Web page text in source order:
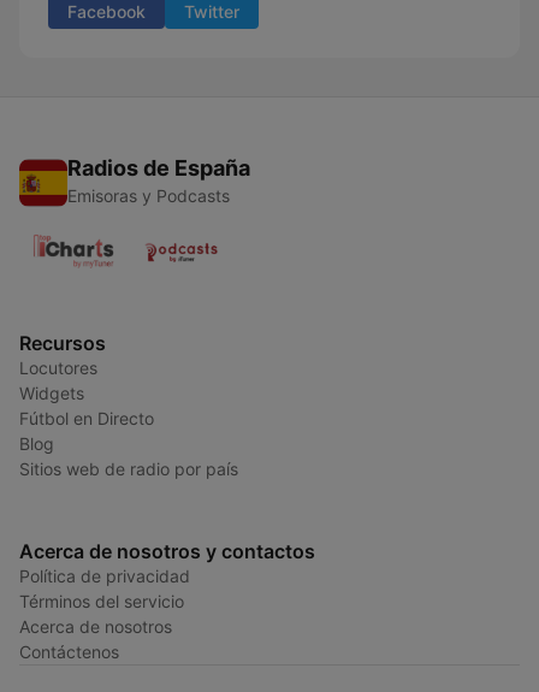
Facebook Twitter
Radios de España
Emisoras y Podcasts
Recursos
Locutores
Widgets
Fútbol en Directo
Blog
Sitios web de radio por país
Acerca de nosotros y contactos
Política de privacidad
Términos del servicio
Acerca de nosotros
Contáctenos